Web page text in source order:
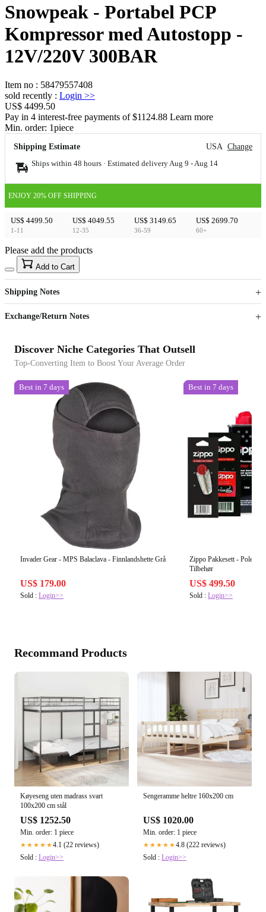
Snowpeak - Portabel PCP
Kompressor med Autostopp -
12V/220V 300BAR
Item no : 58479557408
sold recently : Login >>
US$ 4499.50
Pay in 4 interest-free payments of $1124.88 Learn more
Min. order: 1piece
Shipping Estimate USA Change
Ships within 48 hours · Estimated deliveryAug 9 -Aug 14
ENJOY 20% OFF SHIPPING
US$ 4499.50
1-11
US$ 4049.55
12-35
US$ 3149.65
36-59
US$ 2699.70
60+
US$40
Sign up to your membership to get coupons up to
15%
Opportunity to enjoy order discount up to 15% off
Please add the products
Add to Cart
Shipping Notes
Exchange/Return Notes
Discover Niche Categories That Outsell
Top-Converting Item to Boost Your Average Order
Best in 7 days
Invader Gear - MPS Balaclava - Finnlandshette Grå
US$ 179.00
Sold : Login>>
Best in 7 days
Zippo Pakkesett - Polert
Tilbehør
US$ 499.50
Sold :Login>>
Recommand Products
Køyeseng uten madrass svart
100x200 cm stål
US$ 1252.50
Min. order: 1 piece
★★★★★4.1 (22 reviews)
Sold : Login>>
Sengeramme heltre 160x200 cm
US$ 1020.00
Min. order: 1 piece
★★★★★4.8 (222 reviews)
Sold : Login>>